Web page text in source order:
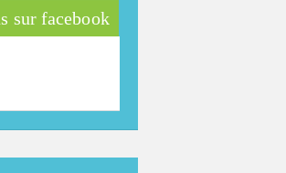
sur facebook